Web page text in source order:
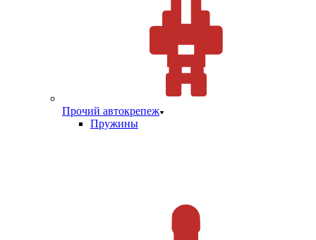
Прочий автокрепеж
Пружины